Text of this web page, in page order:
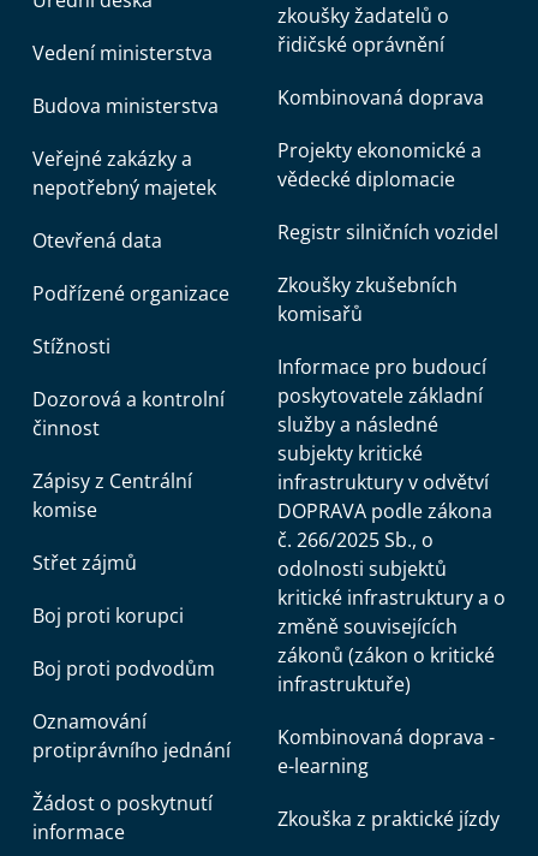
Vedení ministerstva
Budova ministerstva
Veřejné zakázky a
nepotřebný majetek
Otevřená data
Podřízené organizace
Stížnosti
Dozorová a kontrolní
činnost
Zápisy z Centrální
komise
Střet zájmů
Boj proti korupci
Boj proti podvodům
Oznamování
protiprávního jednání
Žádost o poskytnutí
informace
zkoušky žadatelů o
řidičské oprávnění
Kombinovaná doprava
Projekty ekonomické a
vědecké diplomacie
Registr silničních vozidel
Zkoušky zkušebních
komisařů
Informace pro budoucí
poskytovatele základní
služby a následné
subjekty kritické
infrastruktury v odvětví
DOPRAVA podle zákona
č. 266/2025 Sb., o
odolnosti subjektů
kritické infrastruktury a o
změně souvisejících
zákonů (zákon o kritické
infrastruktuře)
Kombinovaná doprava -
e-learning
Zkouška z praktické jízdy